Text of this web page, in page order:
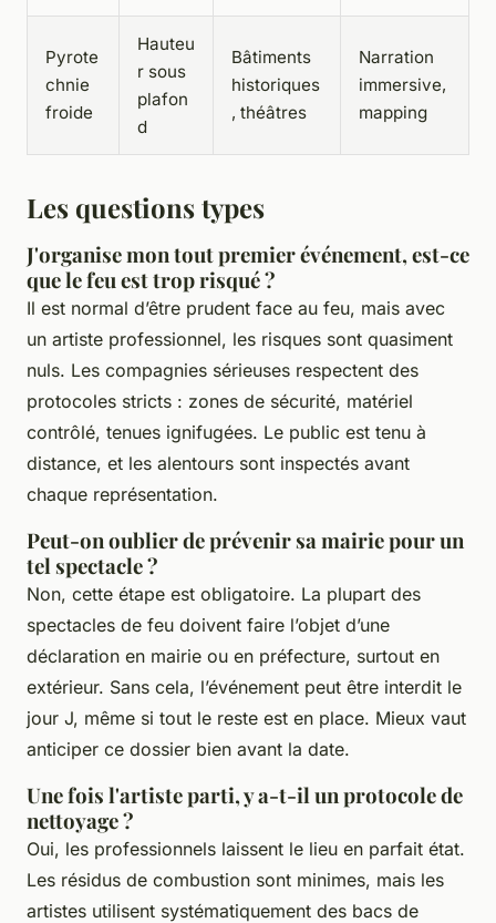
Pyrote
chnie
froide
Hauteu
r sous
plafon
d
Bâtiments
historiques
, théâtres
Narration
immersive,
mapping
Les questions types
J'organise mon tout premier événement, est-ce
que le feu est trop risqué ?
Il est normal d’être prudent face au feu, mais avec
un artiste professionnel, les risques sont quasiment
nuls. Les compagnies sérieuses respectent des
protocoles stricts : zones de sécurité, matériel
contrôlé, tenues ignifugées. Le public est tenu à
distance, et les alentours sont inspectés avant
chaque représentation.
Peut-on oublier de prévenir sa mairie pour un
tel spectacle ?
Non, cette étape est obligatoire. La plupart des
spectacles de feu doivent faire l’objet d’une
déclaration en mairie ou en préfecture, surtout en
extérieur. Sans cela, l’événement peut être interdit le
jour J, même si tout le reste est en place. Mieux vaut
anticiper ce dossier bien avant la date.
Une fois l'artiste parti, y a-t-il un protocole de
nettoyage ?
Oui, les professionnels laissent le lieu en parfait état.
Les résidus de combustion sont minimes, mais les
artistes utilisent systématiquement des bacs de